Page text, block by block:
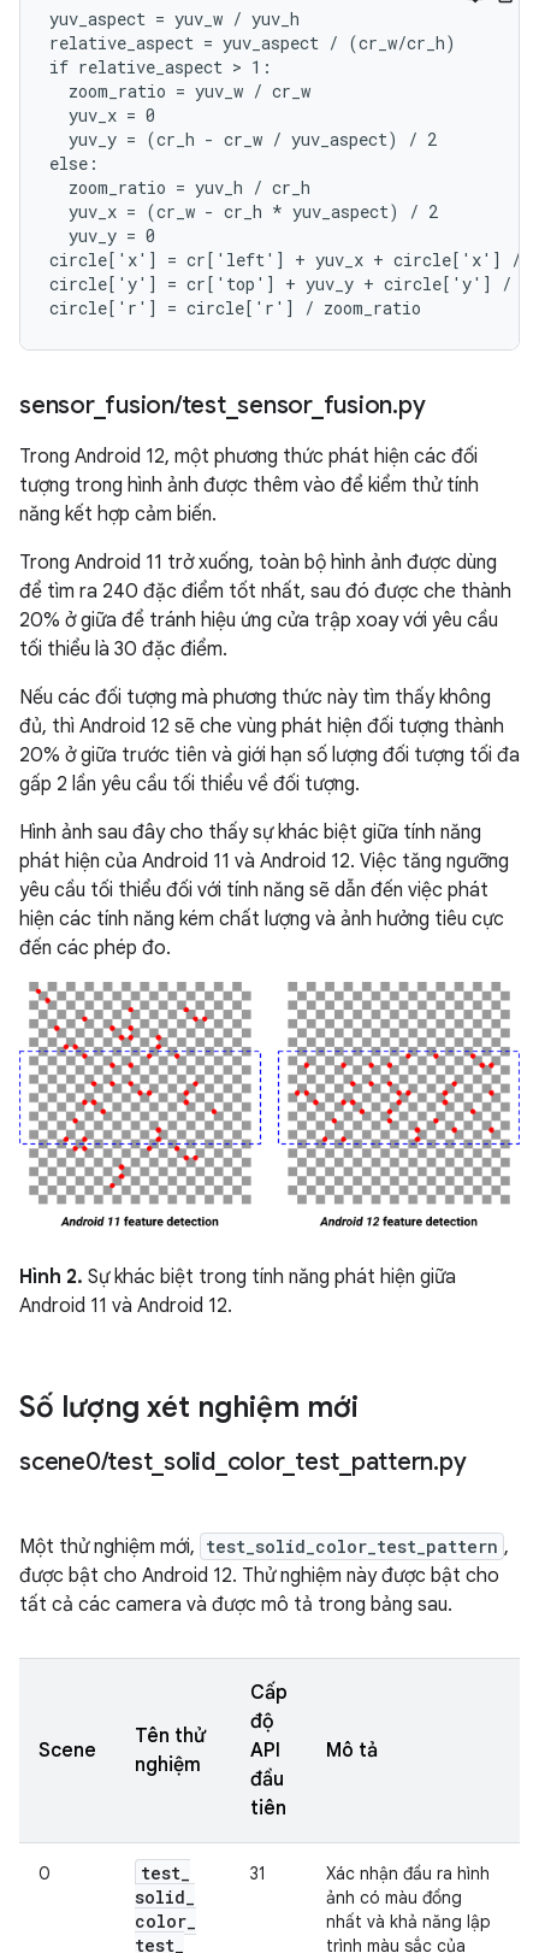
yuv_aspect = yuv_w / yuv_h
relative_aspect = yuv_aspect / (cr_w/cr_h)
if relative_aspect > 1:
  zoom_ratio = yuv_w / cr_w
  yuv_x = 0
  yuv_y = (cr_h - cr_w / yuv_aspect) / 2
else:
  zoom_ratio = yuv_h / cr_h
  yuv_x = (cr_w - cr_h * yuv_aspect) / 2
  yuv_y = 0
circle['x'] = cr['left'] + yuv_x + circle['x'] /
circle['y'] = cr['top'] + yuv_y + circle['y'] /
sensor_ fusion/test_sensor_ fusion.py
Trong Android 12, một phương thức phát hiện các đối
tượng trong hình ảnh được thêm vào để kiểm thử tính
năng kết hợp cảm biến.
Trong Android 11 trở xuống, toàn bộ hình ảnh được dùng
để tìm ra 240 đặc điểm tốt nhất, sau đó được che thành
20% ở giữa để tránh hiệu ứng cửa trập xoay với yêu cầu
tối thiểu là 30 đặc điểm.
Nếu các đối tượng mà phương thức này tìm thấy không
đủ, thì Android 12 sẽ che vùng phát hiện đối tượng thành
20% ở giữa trước tiên và giới hạn số lượng đối tượng tối đa
gấp 2 lần yêu cầu tối thiểu về đối tượng.
Hình ảnh sau đây cho thấy sự khác biệt giữa tính năng
phát hiện của Android 11 và Android 12. Việc tăng ngưỡng
yêu cầu tối thiểu đối với tính năng sẽ dẫn đến việc phát
hiện các tính năng kém chất lượng và ảnh hưởng tiêu cực
đến các phép đo.
Hình 2. Sự khác biệt trong tính năng phát hiện giữa
Android 11 và Android 12.
Số lượng xét nghiệm mới
scene0/test_ solid_ color_ test pattern.py
Một thử nghiệm mới, test_solid_color_test_pattern ,
được bật cho Android 12. Thử nghiệm này được bật cho
tất cả các camera và được mô tả trong bảng sau.
Scene
Tên thử
nghiệm
Cấp
độ
API
đầu
tiên
Mô tả
0 test_
solid_
color_
test_
31
Xác nhận đầu ra hình
ảnh có màu đồng
nhất và khả năng lập
trình màu sắc của